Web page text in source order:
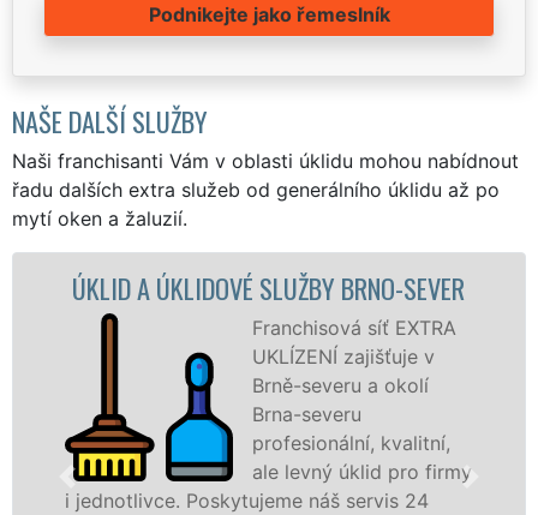
Podnikejte jako řemeslník
NAŠE DALŠÍ SLUŽBY
Naši franchisanti Vám v oblasti úklidu mohou nabídnout
řadu dalších extra služeb od generálního úklidu až po
mytí oken a žaluzií.
SLUŽBY BRNO-SEVER
Franchisová síť EXTRA
UKLÍZENÍ zajišťuje v
Brně-severu a okolí
Brna-severu
profesionální, kvalitní,
ale levný úklid pro firmy
náš servis 24
ÚKLIDOVÁ